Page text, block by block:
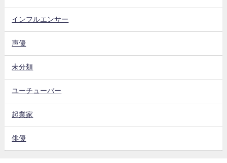
インフルエンサー
声優
未分類
ユーチューバー
起業家
俳優